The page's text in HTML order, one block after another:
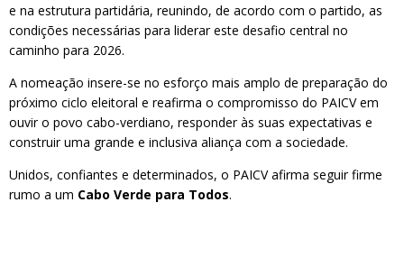
e na estrutura partidária, reunindo, de acordo com o partido, as
condições necessárias para liderar este desafio central no
caminho para 2026.
A nomeação insere-se no esforço mais amplo de preparação do
próximo ciclo eleitoral e reafirma o compromisso do PAICV em
ouvir o povo cabo-verdiano, responder às suas expectativas e
construir uma grande e inclusiva aliança com a sociedade.
Unidos, confiantes e determinados, o PAICV afirma seguir firme
rumo a um Cabo Verde para Todos.